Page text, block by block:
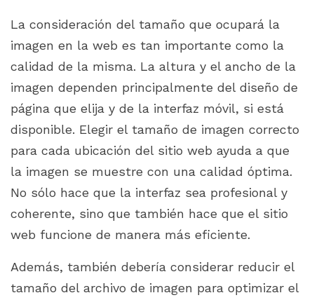
La consideración del tamaño que ocupará la
imagen en la web es tan importante como la
calidad de la misma. La altura y el ancho de la
imagen dependen principalmente del diseño de
página que elija y de la interfaz móvil, si está
disponible. Elegir el tamaño de imagen correcto
para cada ubicación del sitio web ayuda a que
la imagen se muestre con una calidad óptima.
No sólo hace que la interfaz sea profesional y
coherente, sino que también hace que el sitio
web funcione de manera más eficiente.
Además, también debería considerar reducir el
tamaño del archivo de imagen para optimizar el